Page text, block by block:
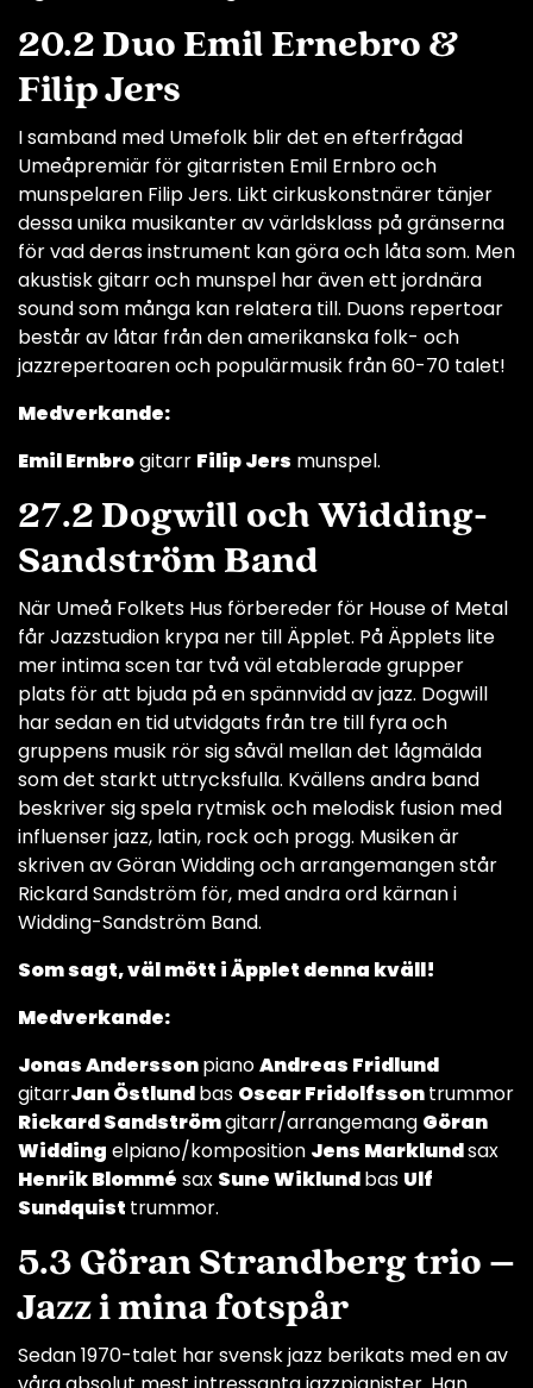
20.2 Duo Emil Ernebro &
Filip Jers
I samband med Umefolk blir det en efterfrågad
Umeåpremiär för gitarristen Emil Ernbro och
munspelaren Filip Jers. Likt cirkuskonstnärer tänjer
dessa unika musikanter av världsklass på gränserna
för vad deras instrument kan göra och låta som. Men
akustisk gitarr och munspel har även ett jordnära
sound som många kan relatera till. Duons repertoar
består av låtar från den amerikanska folk- och
jazzrepertoaren och populärmusik från 60-70 talet!
Medverkande:
Emil Ernbrogitarr Filip Jers munspel.
27.2 Dogwill och Widding-
Sandström Band
När Umeå Folkets Hus förbereder för House of Metal
får Jazzstudion krypa ner till Äpplet. På Äpplets lite
mer intima scen tar två väl etablerade grupper
plats för att bjuda på en spännvidd av jazz. Dogwill
har sedan en tid utvidgats från tre till fyra och
gruppens musik rör sig såväl mellan det lågmälda
som det starkt uttrycksfulla. Kvällens andra band
beskriver sig spela rytmisk och melodisk fusion med
influenser jazz, latin, rock och progg. Musiken är
skriven av Göran Widding och arrangemangen står
Rickard Sandström för, med andra ord kärnan i
Widding-Sandström Band.
Som sagt, väl mött i Äpplet denna kväll!
Medverkande:
Jonas AnderssonpianoAndreas Fridlund
gitarrJan Östlundbas Oscar Fridolfssontrummor
Rickard Sandströmgitarr/arrangemang Göran
Widding elpiano/komposition Jens Marklundsax
Henrik Blommé sax Sune Wiklundbas Ulf
Sundquist trummor.
5.3 Göran Strandberg trio –
Jazz i mina fotspår
Sedan 1970-talet har svensk jazz berikats med en av